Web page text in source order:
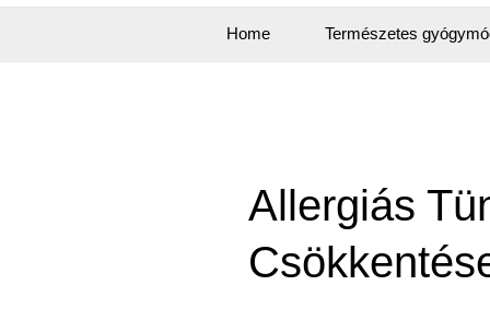
Home Természetes
Allergiás